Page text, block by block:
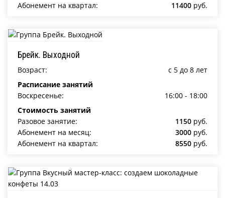
Абонемент на квартал:
11400 руб.
Брейк. Выходной
Возраст:
c 5 до 8 лет
Расписание занятий
Воскресенье:
16:00 - 18:00
Стоимость занятий
Разовое занятие:
1150 руб.
Абонемент на месяц:
3000 руб.
Абонемент на квартал:
8550 руб.